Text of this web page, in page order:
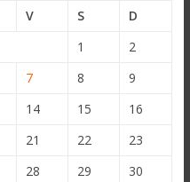
V S
D
1
2
7 8
9
14 15
16
21 22
23
28 29
30